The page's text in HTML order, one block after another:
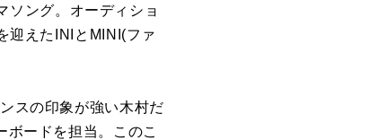
ング。オーディショ
迎えたINIとMINI(ファ
スの印象が強い木村だ
ードを担当。このこ